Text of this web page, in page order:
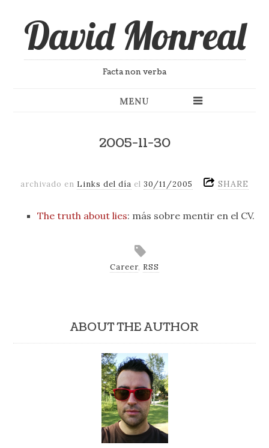
David Monreal
Facta non verba
MENU
2005-11-30
archivado en Links del día el 30/11/2005 SHARE
The truth about lies: más sobre mentir en el CV.
Career, RSS
ABOUT THE AUTHOR